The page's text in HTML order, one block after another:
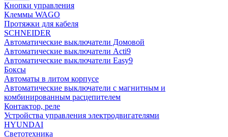
Кнопки управления
Клеммы WAGO
Протяжки для кабеля
SCHNEIDER
Автоматические выключатели Домовой
Автоматические выключатели Acti9
Автоматические выключатели Easy9
Боксы
Автоматы в литом корпусе
Автоматические выключатели с магнитным и
комбинированным расцепителем
Контактор, реле
Устройства управления электродвигателями
HYUNDAI
Светотехника